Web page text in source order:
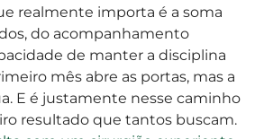
realmente importa é a soma
do acompanhamento
de manter a disciplina
mês abre as portas, mas a
E é justamente nesse caminho
resultado que tantos buscam.